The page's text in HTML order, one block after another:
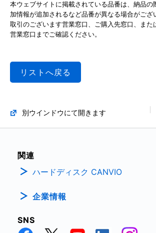
本ウェブサイトに掲載されている品番は、納品の
加情報が追加されるなど品番が異なる場合がござ
取引のございます営業窓口、ご購入先窓口、また
営業窓口までご確認ください。
リストへ戻る
別ウインドウにて開きます
関連
ハードディスク CANVIO
企業情報
SNS